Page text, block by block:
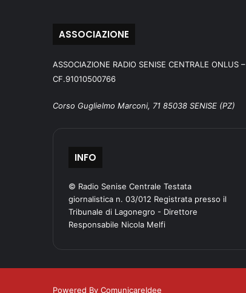
ASSOCIAZIONE
ASSOCIAZIONE RADIO SENISE CENTRALE ONLUS –
CF.91010500766
Corso Guglielmo Marconi, 71 85038 SENISE (PZ)
INFO
© Radio Senise Centrale Testata
giornalistica n. 03/012 Registrata presso il
Tribunale di Lagonegro - Direttore
Responsabile Nicola Melfi
Powered By ComunicareIdee